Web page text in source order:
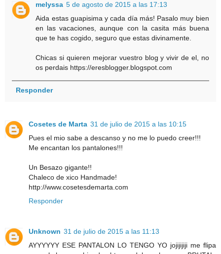
melyssa 5 de agosto de 2015 a las 17:13
Aida estas guapisima y cada día más! Pasalo muy bien
en las vacaciones, aunque con la casita más buena
que te has cogido, seguro que estas divinamente.
Chicas si quieren mejorar vuestro blog y vivir de el, no
os perdais https://eresblogger.blogspot.com
Responder
Cosetes de Marta 31 de julio de 2015 a las 10:15
Pues el mio sabe a descanso y no me lo puedo creer!!!
Me encantan los pantalones!!!
Un Besazo gigante!!
Chaleco de xico Handmade!
http://www.cosetesdemarta.com
Responder
Unknown 31 de julio de 2015 a las 11:13
AYYYYYY ESE PANTALON LO TENGO YO jojijijiji me flipa